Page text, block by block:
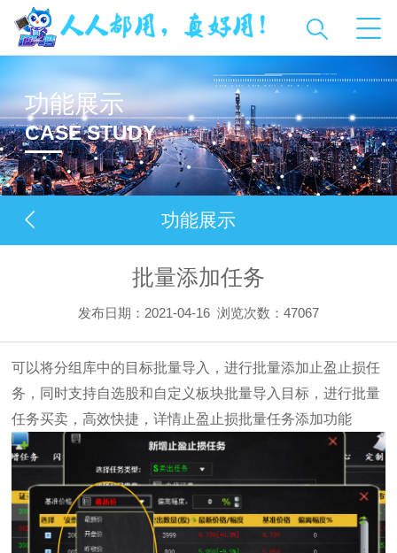
功能展示
CASE STUDY
功能展示
批量添加任务
发布日期：2021-04-16 浏览次数：47067
可以将分组库中的目标批量导入，进行批量添加止盈止损任
务，同时支持自选股和自定义板块批量导入目标，进行批量
任务买卖，高效快捷，详情止盈止损批量任务添加功能